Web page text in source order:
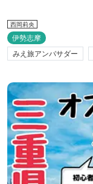
西岡莉央
伊勢志摩
みえ旅アンバサダー